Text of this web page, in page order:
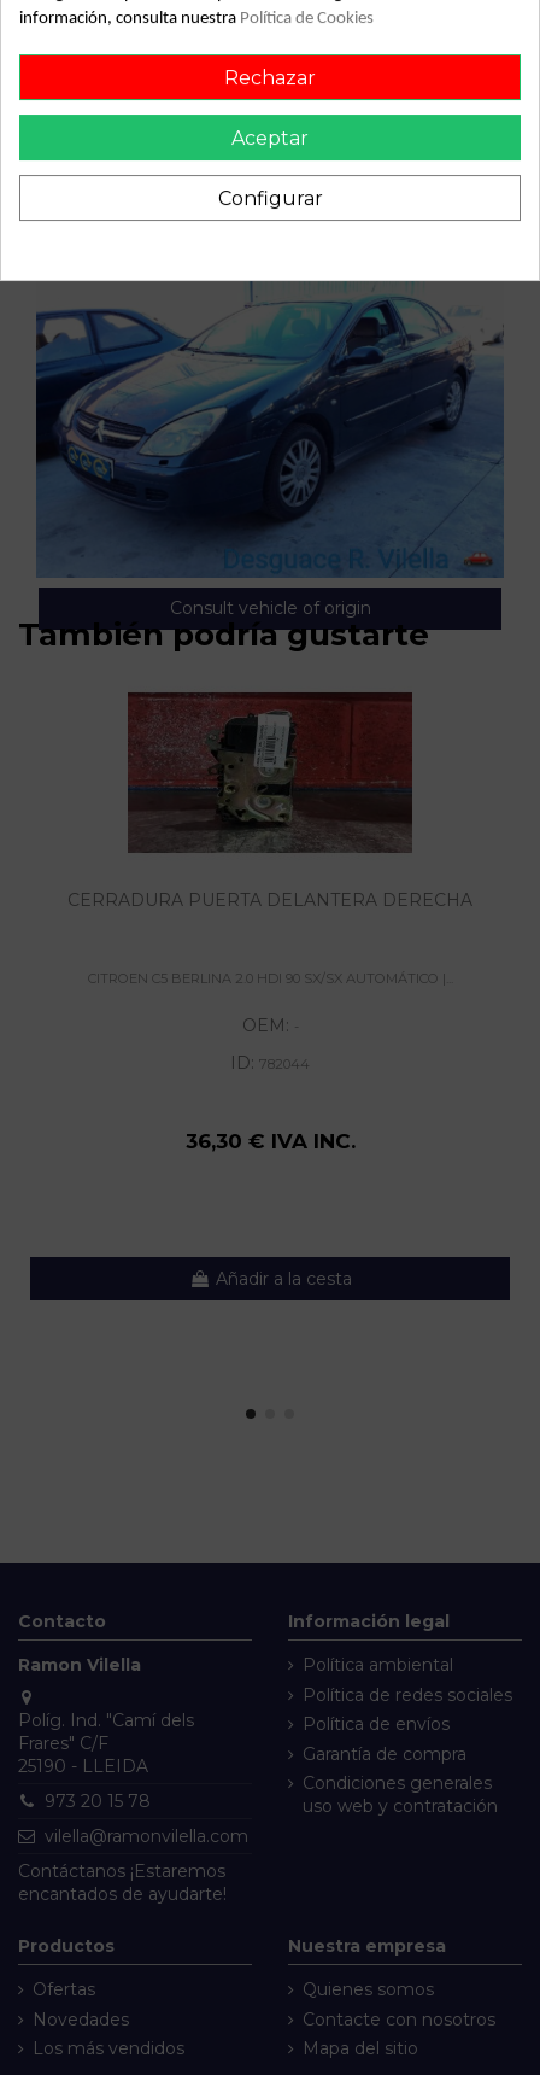
Vehículo de origen
Consult vehicle of origin
También podría gustarte
CERRADURA PUERTA DELANTERA DERECHA
CITROEN C5 BERLINA 2.0 HDI 90 SX/SX AUTOMÁTICO |...
OEM: -
ID: 782044
36,30 € IVA INC.
Añadir a la cesta
Contacto
Ramon Vilella
Políg. Ind. "Camí dels
Frares" C/F
25190 - LLEIDA
973 20 15 78
vilella@ramonvilella.com
Contáctanos ¡Estaremos
encantados de ayudarte!
Información legal
Política ambiental
Política de redes sociales
Política de envíos
Garantía de compra
Condiciones generales
uso web y contratación
Productos
Ofertas
Novedades
Los más vendidos
Nuestra empresa
Quienes somos
Contacte con nosotros
Mapa del sitio
información, consulta nuestra Política de Cookies
Rechazar
Aceptar
Configurar